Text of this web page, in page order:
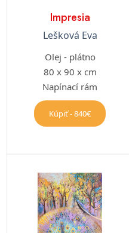
Impresia
Lešková Eva
Olej - plátno
80 x 90 x cm
Napínací rám
Kúpiť - 840€